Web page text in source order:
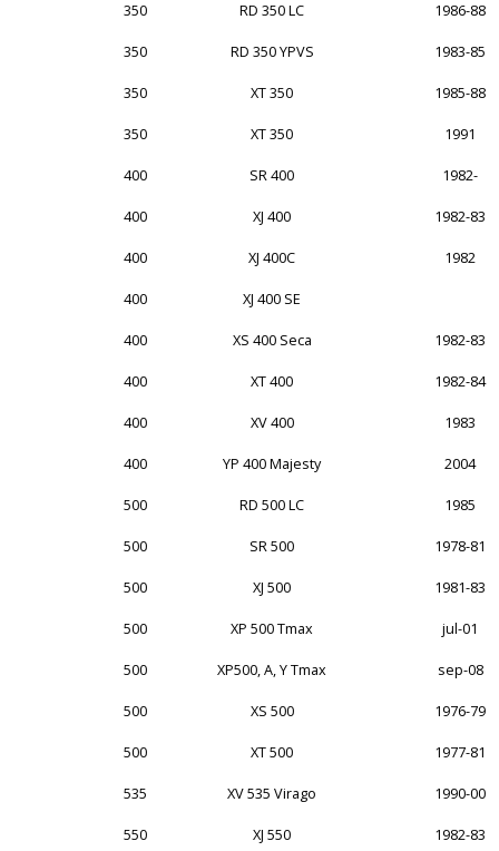
350 RD 350 LC 1986-88
350 RD 350 YPVS 1983-85
350 XT 350 1985-88
350 XT 350 1991
400 SR 400 1982-
400 XJ 400 1982-83
400 XJ 400C 1982
400 XJ 400 SE
400 XS 400 Seca 1982-83
400 XT 400 1982-84
400 XV 400 1983
400 YP 400 Majesty 2004
500 RD 500 LC 1985
500 SR 500 1978-81
500 XJ 500 1981-83
500 XP 500 Tmax jul-01
500 XP500, A, Y Tmax sep-08
500 XS 500 1976-79
500 XT 500 1977-81
535 XV 535 Virago 1990-00
550 XJ 550 1982-83